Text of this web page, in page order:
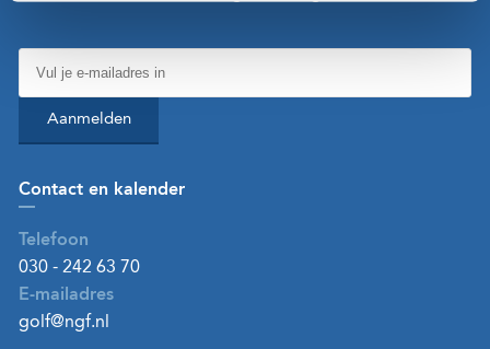
Aanmelden
Contact en kalender
Telefoon
030 - 242 63 70
E-mailadres
golf@ngf.nl